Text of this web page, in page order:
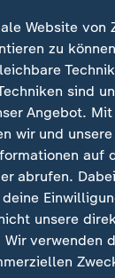
Website von
zu
sind
Angebot.
wir und
auf
abrufen.
unsere
verwenden